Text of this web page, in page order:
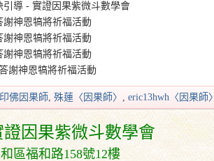
引導 - 實證因果紫微斗數學會
謝神恩犒將祈福活動
謝神恩犒將祈福活動
謝神恩犒將祈福活動
謝神恩犒將祈福活動
印佛因果師, 殊蓮〈因果師〉 , eric13hwh〈因果師〉
因果紫微斗數學會
區福和路158號12樓